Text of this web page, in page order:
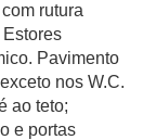
rutura
Pavimento
nos W.C.
ao teto;
e portas